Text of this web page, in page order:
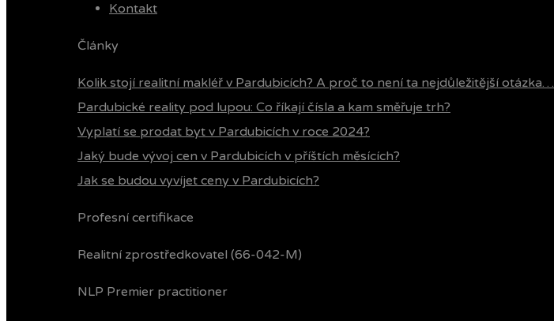
Kontakt
Články
Kolik stojí realitní makléř v Pardubicích? A proč to není ta nejdůležitější otázka…
Pardubické reality pod lupou: Co říkají čísla a kam směřuje trh?
Vyplatí se prodat byt v Pardubicích v roce 2024?
Jaký bude vývoj cen v Pardubicích v příštích měsících?
Jak se budou vyvíjet ceny v Pardubicích?
Profesní certifikace
Realitní zprostředkovatel (66-042-M)
NLP Premier practitioner